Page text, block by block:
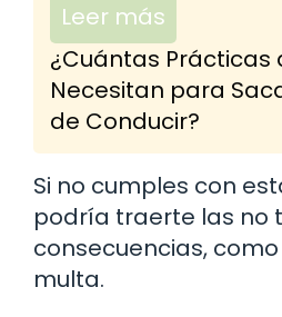
Leer más
¿Cuántas Prácticas
Necesitan para
de Conducir?
Si no cumples con
podría traerte las no
consecuencias,
multa.